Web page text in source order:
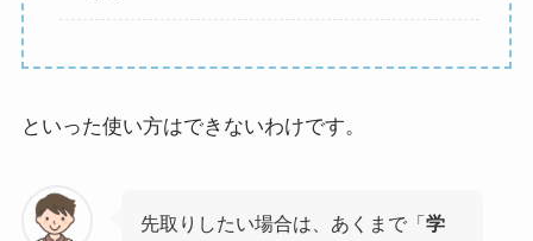
といった使い方はできないわけです。
先取りしたい場合は、あくまで「学